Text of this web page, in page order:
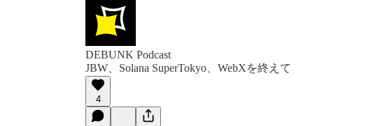
DEBUNK Podcast
JBW、Solana SuperTokyo、WebXを終えて
4